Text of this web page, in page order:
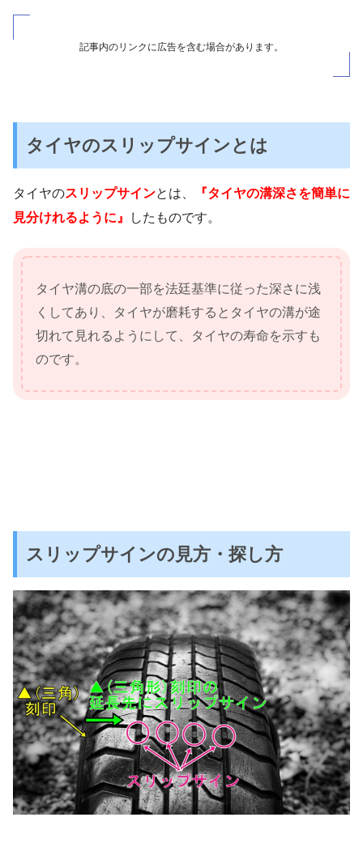
記事内のリンクに広告を含む場合があります。
タイヤのスリップサインとは
タイヤのスリップサインとは、
『タイヤの溝深さを簡単に
見分けれるように』
したものです。
タイヤ溝の底の一部を法廷基準に従った深さに浅
くしてあり、タイヤが磨耗するとタイヤの溝が途
切れて見れるようにして、タイヤの寿命を示すも
のです。
スリップサインの見方・探し方